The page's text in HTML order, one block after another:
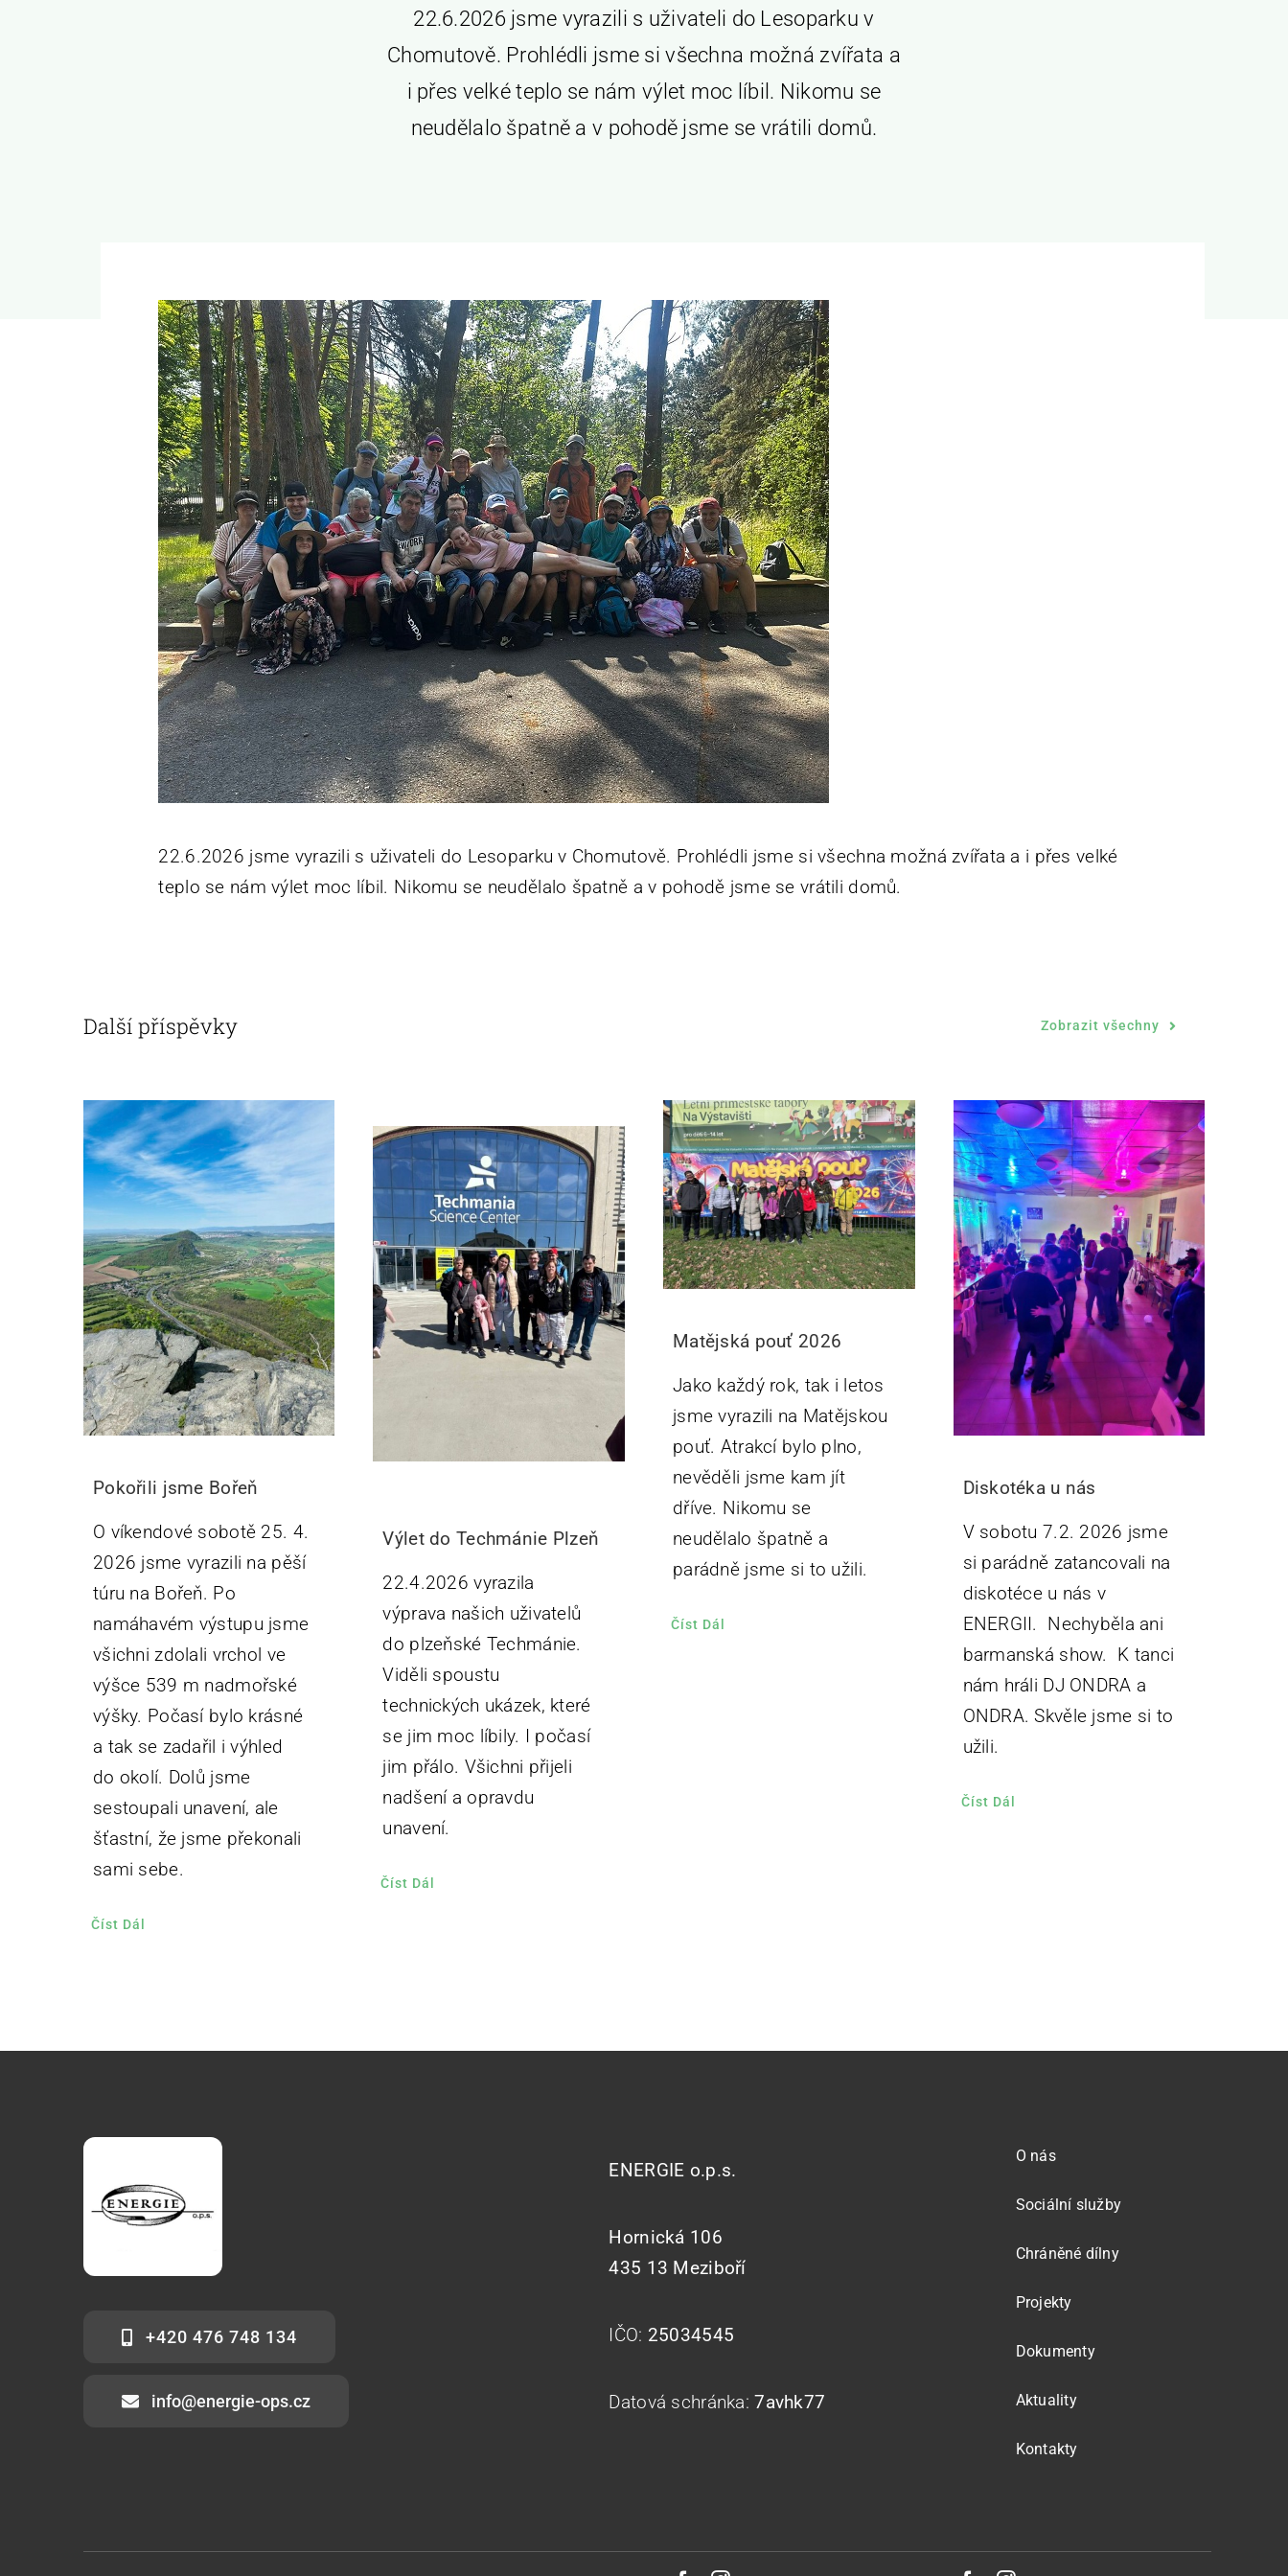
22.6.2026 jsme vyrazili s uživateli do Lesoparku v
Chomutově. Prohlédli jsme si všechna možná zvířata a
i přes velké teplo se nám výlet moc líbil. Nikomu se
neudělalo špatně a v pohodě jsme se vrátili domů.
22.6.2026 jsme vyrazili s uživateli do Lesoparku v Chomutově. Prohlédli jsme si všechna možná zvířata a i přes velké
teplo se nám výlet moc líbil. Nikomu se neudělalo špatně a v pohodě jsme se vrátili domů.
Další příspěvky Zobrazit všechny
Pokořili jsme Bořeň
O víkendové sobotě 25. 4.
2026 jsme vyrazili na pěší
túru na Bořeň. Po
namáhavém výstupu jsme
všichni zdolali vrchol ve
výšce 539 m nadmořské
výšky. Počasí bylo krásné
a tak se zadařil i výhled
do okolí. Dolů jsme
sestoupali unavení, ale
šťastní, že jsme překonali
sami sebe.
Číst Dál
Výlet do Techmánie Plzeň
22.4.2026 vyrazila
výprava našich uživatelů
do plzeňské Techmánie.
Viděli spoustu
technických ukázek, které
se jim moc líbily. I počasí
jim přálo. Všichni přijeli
nadšení a opravdu
unavení.
Číst Dál
Matějská pouť 2026
Jako každý rok, tak i letos
jsme vyrazili na Matějskou
pouť. Atrakcí bylo plno,
nevěděli jsme kam jít
dříve. Nikomu se
neudělalo špatně a
parádně jsme si to užili.
Číst Dál
Diskotéka u nás
V sobotu 7.2. 2026 jsme
si parádně zatancovali na
diskotéce u nás v
ENERGII. Nechyběla ani
barmanská show. K tanci
nám hráli DJ ONDRA a
ONDRA. Skvěle jsme si to
užili.
Číst Dál
+420 476 748 134
info@energie-ops.cz
ENERGIE o.p.s.
Hornická 106
435 13 Meziboří
IČO: 25034545
Datová schránka:7avhk77
O nás
Sociální služby
Chráněné dílny
Projekty
Dokumenty
Aktuality
Kontakty